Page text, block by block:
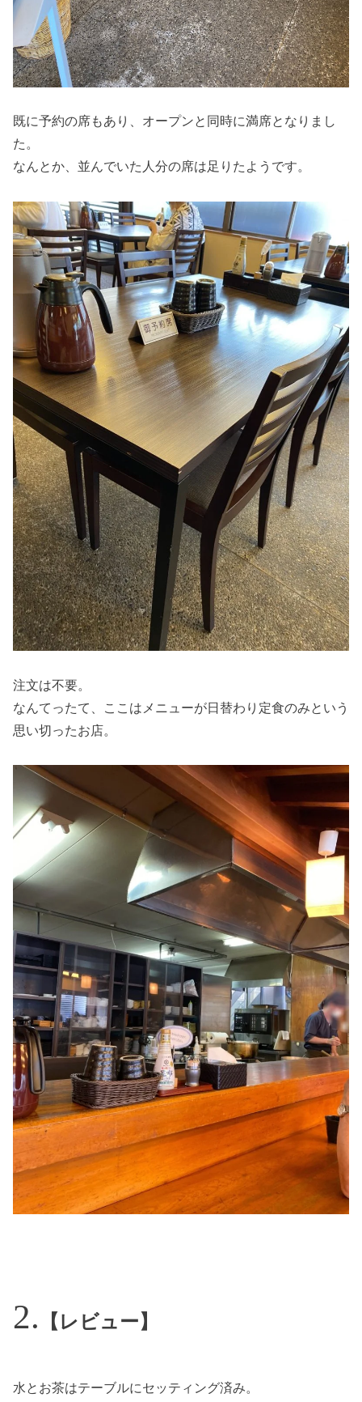
既に予約の席もあり、オープンと同時に満席となりまし
た。
なんとか、並んでいた人分の席は足りたようです。
注文は不要。
なんてったて、ここはメニューが日替わり定食のみという
思い切ったお店。
【レビュー】
水とお茶はテーブルにセッティング済み。